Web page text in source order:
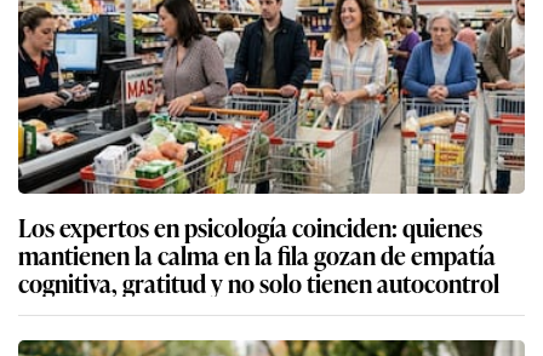
Los expertos en psicología coinciden: quienes
mantienen la calma en la fila gozan de empatía
cognitiva, gratitud y no solo tienen autocontrol